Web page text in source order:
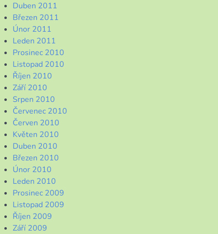
Duben 2011
Březen 2011
Únor 2011
Leden 2011
Prosinec 2010
Listopad 2010
Říjen 2010
Září 2010
Srpen 2010
Červenec 2010
Červen 2010
Květen 2010
Duben 2010
Březen 2010
Únor 2010
Leden 2010
Prosinec 2009
Listopad 2009
Říjen 2009
Září 2009